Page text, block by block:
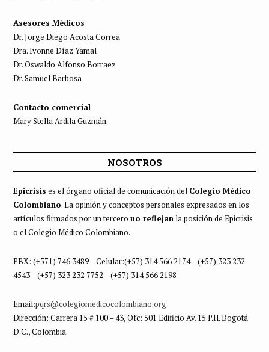
Asesores Médicos
Dr. Jorge Diego Acosta Correa
Dra. Ivonne Díaz Yamal
Dr. Oswaldo Alfonso Borraez
Dr. Samuel Barbosa
Contacto comercial
Mary Stella Ardila Guzmán
NOSOTROS
Epicrisis es el órgano oficial de comunicación del Colegio Médico
Colombiano. La opinión y conceptos personales expresados en los
artículos firmados por un tercero no reflejan la posición de Epicrisis
o el Colegio Médico Colombiano.
PBX: (+571) 746 3489 – Celular:(+57) 314 566 2174 – (+57) 323 232
4543 – (+57) 323 232 7752 – (+57) 314 566 2198
Email:pqrs@colegiomedicocolombiano.org
Dirección: Carrera 15 # 100 – 43, Ofc: 501 Edificio Av. 15 P.H. Bogotá
D.C., Colombia.